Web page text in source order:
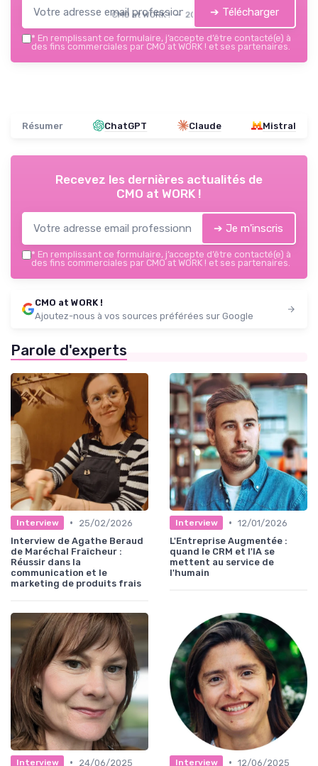
CMO at WORK ! — 2026 ➔ Télécharger
* En remplissant ce formulaire, j’accepte d’être contacté(e) à
des fins commerciales par CMO at WORK ! et ses partenaires.
Résumer ChatGPT Claude Mistral
Recevez les dernières actualités de
CMO at WORK !
➔ Je m'inscris
* En remplissant ce formulaire, j’accepte d’être contacté(e) à
des fins commerciales par CMO at WORK ! et ses partenaires.
CMO at WORK !
Ajoutez-nous à vos sources préférées sur Google
Parole d'experts
Interview •
25/02/2026
Interview de Agathe Beraud
de Maréchal Fraîcheur :
Réussir dans la
communication et le
marketing de produits frais
Interview • 12/01/2026
L'Entreprise Augmentée :
quand le CRM et l'IA se
mettent au service de
l'humain
Interview • 24/06/2025 Interview • 12/06/2025